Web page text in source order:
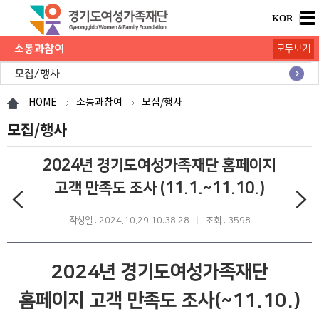
KOR
소통과참여
공지사항
채용공고
모집/행사
카드뉴스
언론보도
도민의 의견
재단 간행물
모두보기
HOME 소통과참여 모집/행사
모집/행사
2024년 경기도여성가족재단 홈페이지
고객 만족도 조사 (11.1.~11.10.)
작성일 : 2024.10.29 10:38:28 조회 : 3598
2024년 경기도여성가족재단
홈페이지 고객 만족도 조사(~11.10.)